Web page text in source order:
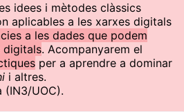
idees i mètodes clàssics
aplicables a les xarxes digitals
a les dades que podem
digitals. Acompanyarem el
per a aprendre a dominar
i altres.
(IN3/UOC).